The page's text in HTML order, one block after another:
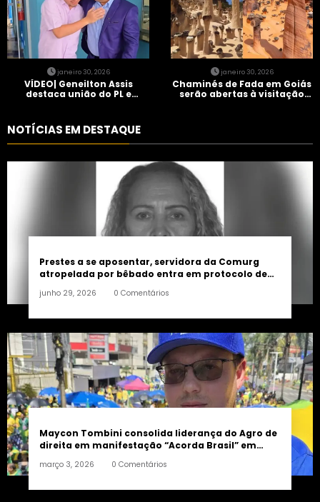
janeiro 30, 2026
VÍDEO| Geneilton Assis
destaca união do PL e
janeiro 30, 2026
Chaminés de Fada em Goiás
serão abertas à visitação
NOTÍCIAS EM DESTAQUE
Prestes a se aposentar, servidora da Comurg
atropelada por bêbado entra em protocolo de
junho 29, 2026 0 Comentários
Maycon Tombini consolida liderança do Agro de
direita em manifestação “Acorda Brasil” em
março 3, 2026 0 Comentários